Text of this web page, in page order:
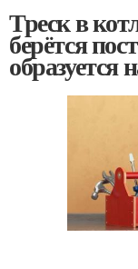
Треск в
берётся
образуется